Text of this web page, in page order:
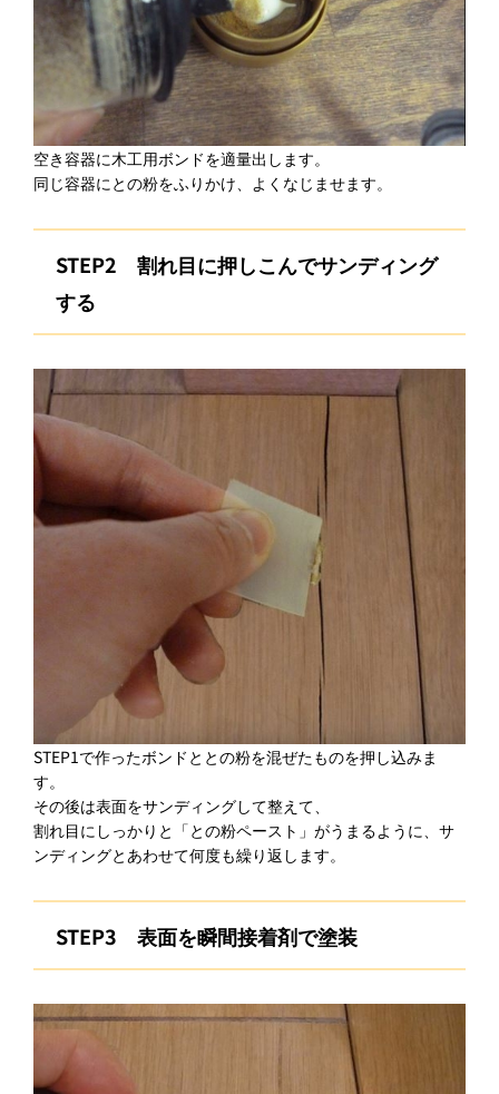
空き容器に木工用ボンドを適量出します。
同じ容器にとの粉をふりかけ、よくなじませます。
STEP2 割れ目に押しこんでサンディング
する
STEP1で作ったボンドととの粉を混ぜたものを押し込みま
す。
その後は表面をサンディングして整えて、
割れ目にしっかりと「との粉ペースト」がうまるように、サ
ンディングとあわせて何度も繰り返します。
STEP3 表面を瞬間接着剤で塗装